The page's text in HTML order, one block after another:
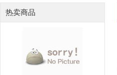
热卖商品